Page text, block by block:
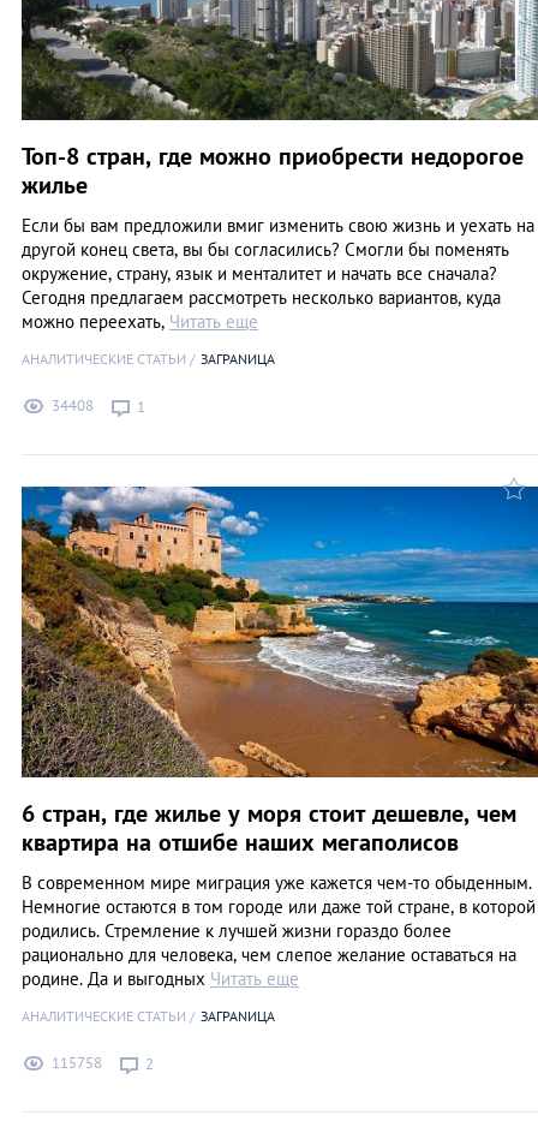
Топ-8 стран, где можно приобрести недорогое
жилье
Если бы вам предложили вмиг изменить свою жизнь и уехать на
другой конец света, вы бы согласились? Смогли бы поменять
окружение, страну, язык и менталитет и начать все сначала?
Сегодня предлагаем рассмотреть несколько вариантов, куда
можно переехать, Читать еще
АНАЛИТИЧЕСКИЕ СТАТЬИ ЗАГРАNИЦА
34408 1
6 стран, где жилье у моря стоит дешевле, чем
квартира на отшибе наших мегаполисов
В современном мире миграция уже кажется чем-то обыденным.
Немногие остаются в том городе или даже той стране, в которой
родились. Стремление к лучшей жизни гораздо более
рационально для человека, чем слепое желание оставаться на
родине. Да и выгодных Читать еще
АНАЛИТИЧЕСКИЕ СТАТЬИ ЗАГРАNИЦА
115758 2